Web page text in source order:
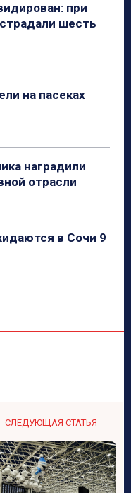
при
шесть
на пасеках
наградили
отрасли
в Сочи 9
СЛЕДУЮЩАЯ СТАТЬЯ